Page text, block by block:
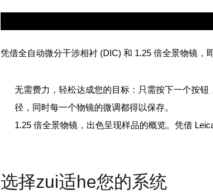
凭借全自动微分干涉相衬 (DIC) 和 1.25 倍全景物镜，
无需费力，轻松达成您的目标：只需按下一个按
径，同时每一个物镜的微调都得以保存。
1.25 倍全景物镜，出色呈现样品的概览。凭借
选择zui适he您的系统